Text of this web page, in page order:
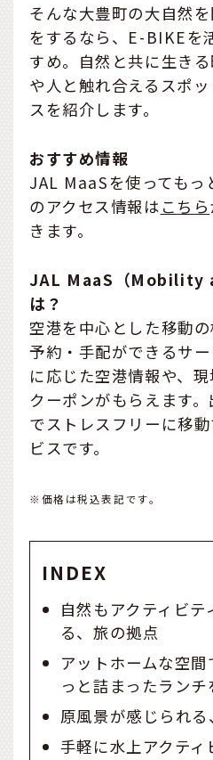
そんな大豊町の大自然
をするなら、E-BIKEを
すめ。自然と共に生き
や人と触れ合えるスポ
スを紹介します。
おすすめ情報
JAL MaaSを使ってもっ
のアクセス情報は こちら
きます。
JAL MaaS（Mobility
は？
空港を中心とした移動
予約・手配ができるサ
に応じた空港情報や、
クーポンがもらえます
でストレスフリーに移
ビスです。
※価格は税込表記です。
INDEX
自然もアクティビ
る、旅の拠点
アットホームな空
っと詰まったランチ
原風景が感じられ
手軽に水上アクテ